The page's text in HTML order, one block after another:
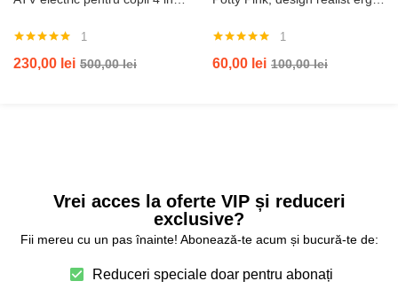
5.00din 5
1
230,00 lei 500,00lei
5.00din 5
1
60,00 lei 100,00lei
Vrei acces la oferte VIP și reduceri
exclusive?
Fii mereu cu un pas înainte! Abonează-te acum și bucură-te de:
Reduceri speciale doar pentru abonați